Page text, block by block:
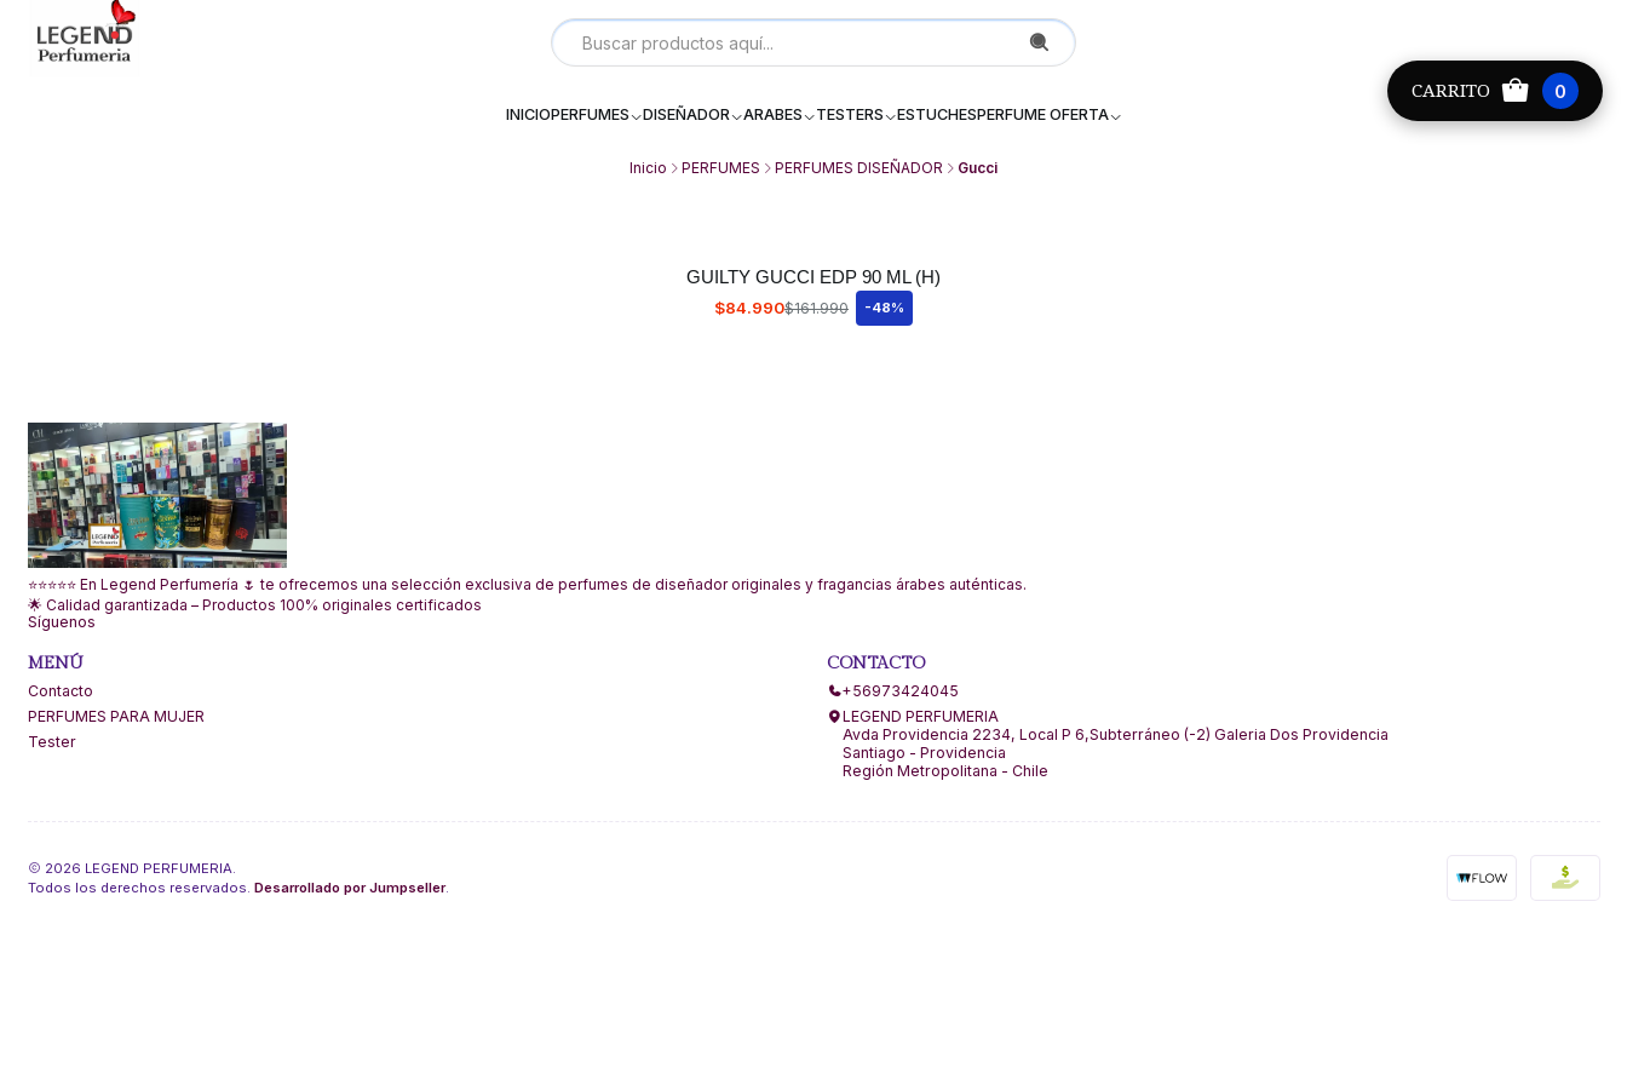
CARRITO 0
INICIOPERFUMES DISEÑADOR ARABES TESTERS ESTUCHESPERFUME OFERTA
Avda Providencia 2234, Local P 6, Subterraneo (--2) Galeria Dos Providencia Santiago - Providencia +56 9 8881 9171
Inicio PERFUMES PERFUMES DISEÑADOR Gucci
GUILTY GUCCI EDP 90 ML (H)
$84.990$161.990 -48%
⭐⭐⭐⭐⭐ En Legend Perfumería 🌷 te ofrecemos una selección exclusiva de perfumes de diseñador originales y fragancias árabes auténticas.
🌟 Calidad garantizada – Productos 100% originales certificados
Síguenos
MENÚ
Contacto
PERFUMES PARA MUJER
Tester
CONTACTO
+56973424045
LEGEND PERFUMERIA
Avda Providencia 2234, Local P 6,Subterráneo (-2) Galeria Dos Providencia
Santiago - Providencia
Región Metropolitana - Chile
2026 LEGEND PERFUMERIA.
Todos los derechos reservados. Desarrollado por Jumpseller.